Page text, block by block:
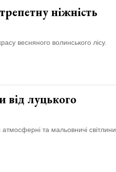
ніжність
весняного волинського лісу.
від луцького
та мальовничі світлини